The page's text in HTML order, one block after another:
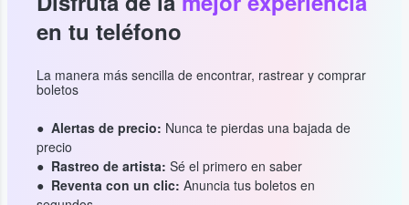
en tu teléfono
La manera más sencilla de encontrar, rastrear y comprar
boletos
Alertas de precio: Nunca te pierdas una bajada de
precio
Rastreo de artista: Sé el primero en saber
Reventa con un clic: Anuncia tus boletos en